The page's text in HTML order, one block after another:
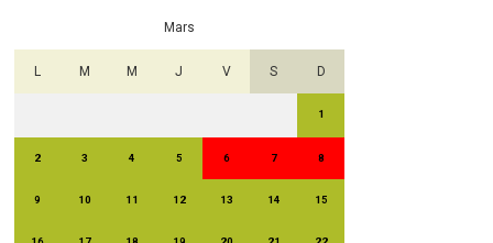
Mars
L M M J V S D
1
2 3 4 5 6 7 8
9 10 11 12 13 14 15